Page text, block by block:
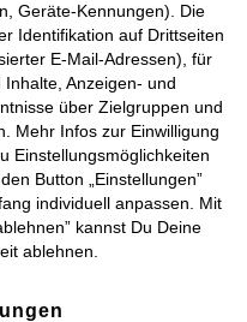
Impressum
Geräte-Kennungen). Die
Identifikation auf Drittseiten
E-Mail-Adressen), für
Anzeigen- und
über Zielgruppen und
Mehr Infos zur Einwilligung
Einstellungsmöglichkeiten
Button „Einstellungen”
individuell anpassen. Mit
kannst Du Deine
ablehnen.